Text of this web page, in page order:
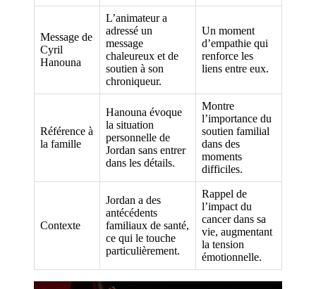
Message de
Cyril
Hanouna
L’animateur a
adressé un
message
chaleureux et de
soutien à son
chroniqueur.
Un moment
d’empathie qui
renforce les
liens entre eux.
Référence à
la famille
Hanouna évoque
la situation
personnelle de
Jordan sans entrer
dans les détails.
Montre
l’importance du
soutien familial
dans des
moments
difficiles.
Contexte
Jordan a des
antécédents
familiaux de santé,
ce qui le touche
particulièrement.
Rappel de
l’impact du
cancer dans sa
vie, augmentant
la tension
émotionnelle.